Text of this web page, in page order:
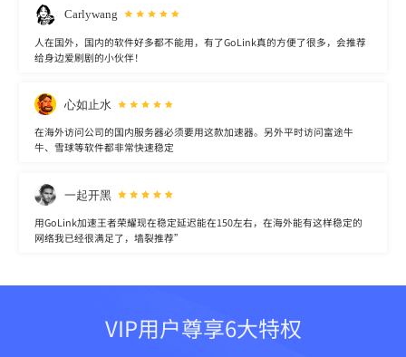
Carlywang
人在国外，国内的软件好多都不能用，有了GoLink真的方便了很多，会推荐
给身边爱刷剧的小伙伴！
心如止水
在海外访问公司的国内服务器必须要用这款加速器。另外平时访问富途牛
牛、雪球等软件都非常快速稳定
一起开黑
用GoLink加速王者荣耀现在稳定延迟能在150左右，在海外能有这样稳定的
网络我已经很满足了，墙裂推荐”
VIP用户尊享6大特权